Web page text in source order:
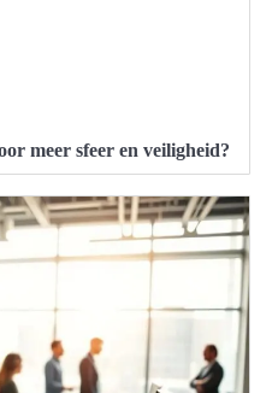
meer sfeer en veiligheid?